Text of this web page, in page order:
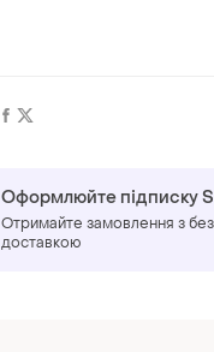
Оформлюйте підписку
Отримайте замовлення з
доставкою